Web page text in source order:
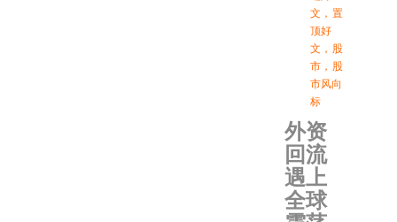
文 ， 置
顶好
文 ， 股
市 ， 股
市风向
标
外资
回流
遇上
全球